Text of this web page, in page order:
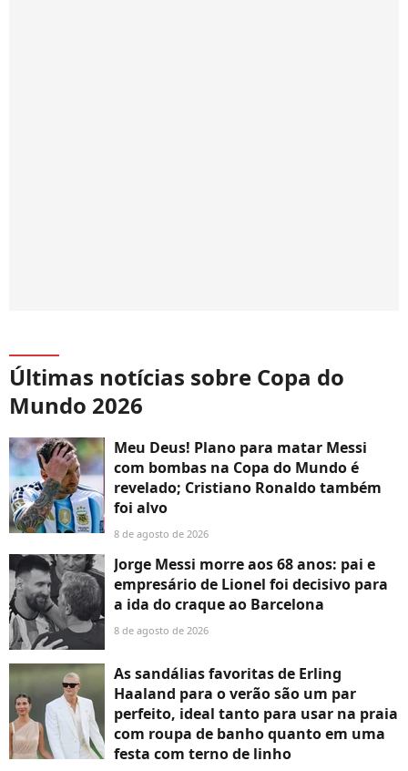
Últimas notícias sobre Copa do
Mundo 2026
Meu Deus! Plano para matar Messi
com bombas na Copa do Mundo é
revelado; Cristiano Ronaldo também
foi alvo
8 de agosto de 2026
Jorge Messi morre aos 68 anos: pai e
empresário de Lionel foi decisivo para
a ida do craque ao Barcelona
8 de agosto de 2026
As sandálias favoritas de Erling
Haaland para o verão são um par
perfeito, ideal tanto para usar na praia
com roupa de banho quanto em uma
festa com terno de linho